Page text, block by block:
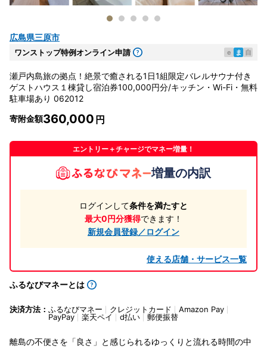
広島県三原市
ワンストップ特例オンライン申請 e ま 自
瀬戸内島旅の拠点！絶景で癒される1日1組限定バレルサウナ付き
ゲストハウス１棟貸し宿泊券100,000円分/キッチン・Wi-Fi・無料
駐車場あり 062012
寄附金額360,000
エントリー＋チャージでマネー増量！
増量の内訳
ログインして条件を満たすと
最大0円分獲得できます！
新規会員登録／ログイン
使える店舗・サービス一覧
ふるなびマネーとは
決済方法： ふるなびマネー クレジットカード
Amazon Pay
PayPay
楽天ペイ d払い 郵便振替
離島の不便さを「良さ」と感じられるゆっくりと流れる時間の中